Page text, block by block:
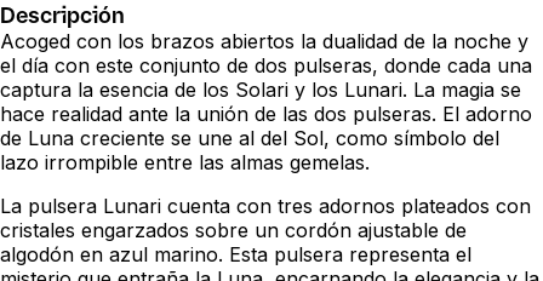
Descripción
Acoged con los brazos abiertos la dualidad de la noche y
el día con este conjunto de dos pulseras, donde cada una
captura la esencia de los Solari y los Lunari. La magia se
hace realidad ante la unión de las dos pulseras. El adorno
de Luna creciente se une al del Sol, como símbolo del
lazo irrompible entre las almas gemelas.
La pulsera Lunari cuenta con tres adornos plateados con
cristales engarzados sobre un cordón ajustable de
algodón en azul marino. Esta pulsera representa el